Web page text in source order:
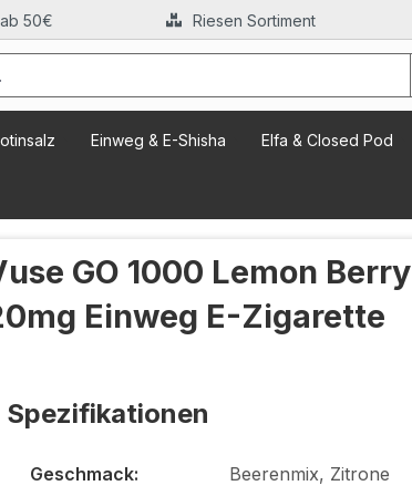
50€ Riesen Sortiment
Einweg & E-Shisha Elfa & Closed Pod
GO 1000 Lemon Berry
Einweg E-Zigarette
Spezifikationen
Geschmack:
Beerenmix, Zitrone